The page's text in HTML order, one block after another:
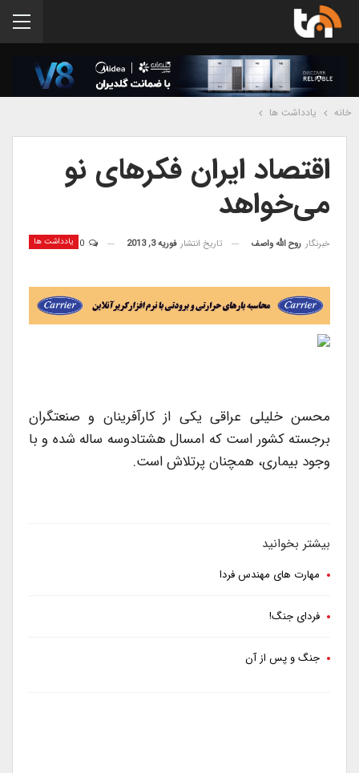
خانه یادداشت ها
اقتصاد ایران فكرهای نو
می‌خواهد
یادداشت ها خبرنگار روح الله واصف تاریخ انتشار فوریه 3, 2013
محسن خلیلی عراقی یكی از كارآفرینان و صنعتگران
برجسته كشور است كه امسال هشتاد‌وسه ساله شده و با
وجود بیماری، همچنان پرتلاش است.
بیشتر بخوانید
مهارت های مهندس فردا
فردای جنگ!
جنگ و پس از آن